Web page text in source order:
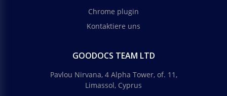
Chrome plugin
Kontaktiere uns
GOODOCS TEAM LTD
Pavlou Nirvana, 4 Alpha Tower, of. 11,
Limassol, Cyprus